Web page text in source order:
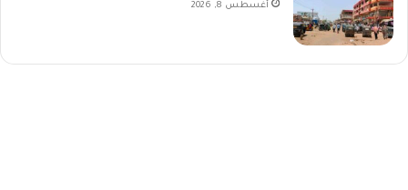
أغسطس 8, 2026